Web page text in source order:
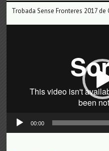
Trobada Sense Fronteres 2017
00:00